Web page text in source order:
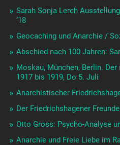
Sarah Sonja Lerch
’18
Geocaching und Anarchie /
Abschied nach 100 Jahren:
Moskau, München, Berlin.
1917 bis 1919, Do 5. Juli
Anarchistischer
Der Friedrichshagener
Otto Gross: Psycho-Analyse
Anarchie und Freie Liebe im